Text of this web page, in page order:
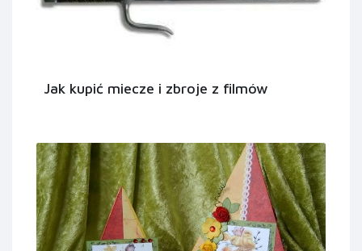
Jak kupić miecze i zbroje z filmów